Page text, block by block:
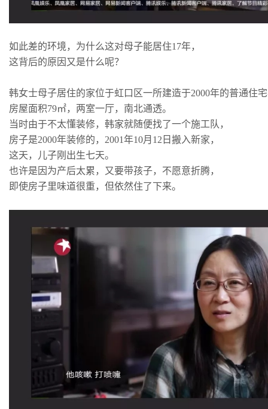
如此差的环境，为什么这对母子能居住17年，
这背后的原因又是什么呢？
韩女士母子居住的家位于虹口区一所建造于2000年的普通住
房屋面积79㎡，两室一厅，南北通透。
当时由于不太懂装修，韩家就随便找了一个施工队，
房子是2000年装修的，2001年10月12日搬入新家，
这天，儿子刚出生七天。
也许是因为产后太累，又要带孩子，不愿意折腾，
即使房子里味道很重，但依然住了下来。